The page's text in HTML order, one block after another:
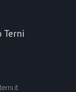
Terni